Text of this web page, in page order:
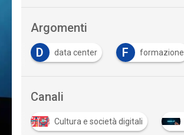
Argomenti
D data center F formazione
Canali
Cultura e società digitali